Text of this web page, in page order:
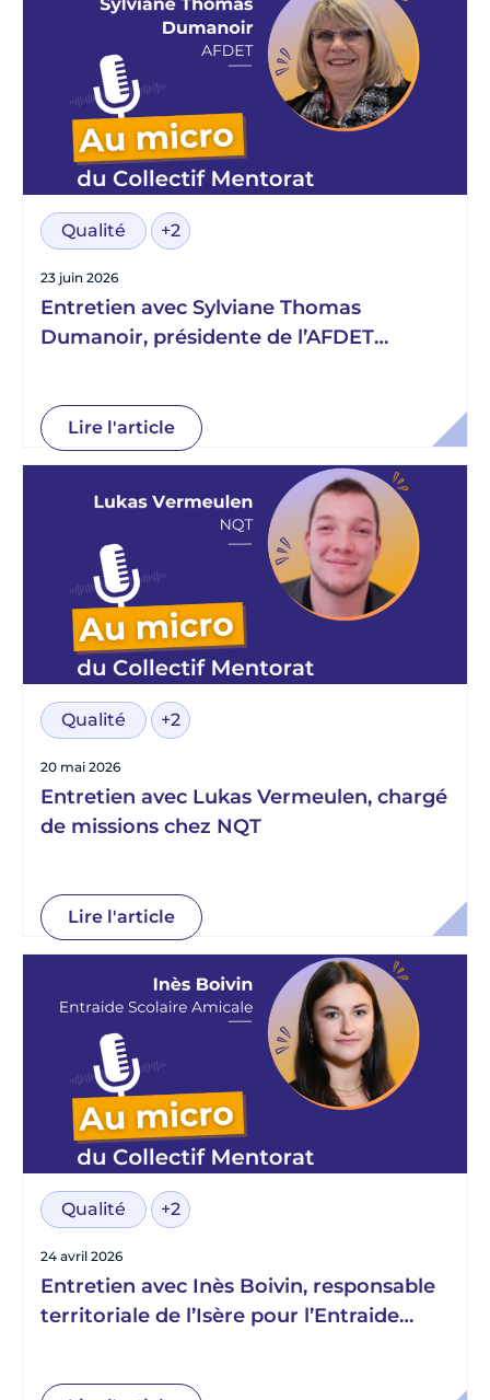
Qualité +2
23 juin 2026
Entretien avec Sylviane Thomas
Dumanoir, présidente de l’AFDET
Lire l'article
Qualité +2
20 mai 2026
Entretien avec Lukas Vermeulen, chargé
de missions chez NQT
Lire l'article
Qualité +2
24 avril 2026
Entretien avec Inès Boivin, responsable
territoriale de l’Isère pour l’Entraide